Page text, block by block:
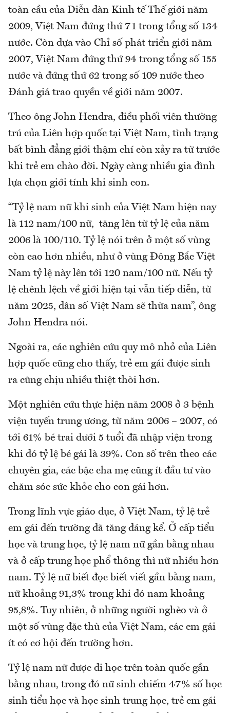
toàn cầu của Diễn đàn Kinh tế Thế giới năm
2009, Việt Nam đứng thứ 71 trong tổng số 134
nước. Còn dựa vào Chỉ số phát triển giới năm
2007, Việt Nam đứng thứ 94 trong tổng số 155
nước và đứng thứ 62 trong số 109 nước theo
Đánh giá trao quyền về giới năm 2007.
Theo ông John Hendra, điều phối viên thường
trú của Liên hợp quốc tại Việt Nam, tình trạng
bất bình đẳng giới thậm chí còn xảy ra từ trước
khi trẻ em chào đời. Ngày càng nhiều gia đình
lựa chọn giới tính khi sinh con.
“Tỷ lệ nam nữ khi sinh của Việt Nam hiện nay
là 112 nam/100 nữ, tăng lên từ tỷ lệ của năm
2006 là 100/110. Tỷ lệ nói trên ở một số vùng
còn cao hơn nhiều, như ở vùng Đông Bắc Việt
Nam tỷ lệ này lên tới 120 nam/100 nữ. Nếu tỷ
lệ chênh lệch về giới hiện tại vẫn tiếp diễn, từ
năm 2025, dân số Việt Nam sẽ thừa nam”, ông
John Hendra nói.
Ngoài ra, các nghiên cứu quy mô nhỏ của Liên
hợp quốc cũng cho thấy, trẻ em gái được sinh
ra cũng chịu nhiều thiệt thòi hơn.
Một nghiên cứu thực hiện năm 2008 ở 3 bệnh
viện tuyến trung ương, từ năm 2006 – 2007, có
tới 61% bé trai dưới 5 tuổi đã nhập viện trong
khi đó tỷ lệ bé gái là 39%. Con số trên theo các
chuyên gia, các bậc cha mẹ cũng ít đầu tư vào
chăm sóc sức khỏe cho con gái hơn.
Trong lĩnh vực giáo dục, ở Việt Nam, tỷ lệ trẻ
em gái đến trường đã tăng đáng kể. Ở cấp tiểu
học và trung học, tỷ lệ nam nữ gần bằng nhau
và ở cấp trung học phổ thông thì nữ nhiều hơn
nam. Tỷ lệ nữ biết đọc biết viết gần bằng nam,
nữ khoảng 91,3% trong khi đó nam khoảng
95,8%. Tuy nhiên, ở những người nghèo và ở
một số vùng đặc thù của Việt Nam, các em gái
ít có cơ hội đến trường hơn.
Tỷ lệ nam nữ được đi học trên toàn quốc gần
bằng nhau, trong đó nữ sinh chiếm 47% số học
sinh tiểu học và học sinh trung học, trẻ em gái